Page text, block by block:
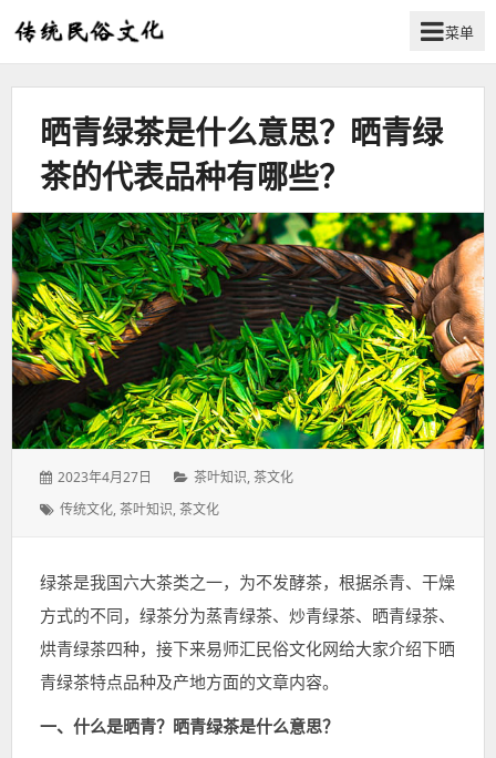
弘
扬
化
菜单
晒青绿茶是什么意思？晒青绿
茶的代表品种有哪些？
发
于：
2023年4月27日
分
茶叶知识,茶文化
标
传统文化,茶叶知识,茶文化
绿茶是我国六大茶类之一，为不发酵茶，根据杀青、干燥
方式的不同，绿茶分为蒸青绿茶、炒青绿茶、晒青绿茶、
烘青绿茶四种，接下来易师汇民俗文化网给大家介绍下晒
青绿茶特点品种及产地方面的文章内容。
一、什么是晒青？晒青绿茶是什么意思？